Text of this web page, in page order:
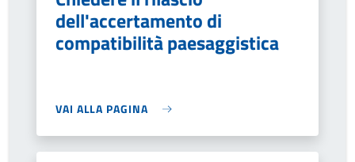
dell'accertamento di
compatibilità paesaggistica
VAI ALLA PAGINA